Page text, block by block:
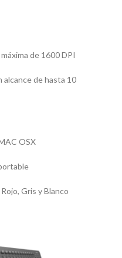
de 1600 DPI
alcance de hasta 10
OSX
Gris y Blanco